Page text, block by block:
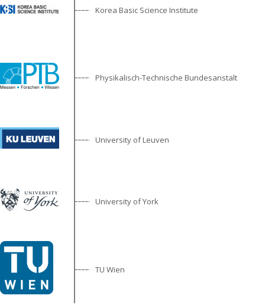
Korea Basic Science Institute
Physikalisch-Technische Bundesanstalt
University of Leuven
University of York
TU Wien